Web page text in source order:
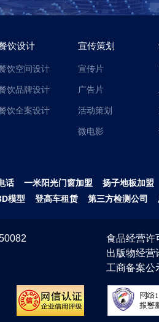
饮设计
饮空间设计
饮品牌设计
饮全案设计
宣传策划
宣传片
广告片
活动策划
微电影
话 一米阳光门窗加盟 扬子地板加盟
模型 登高车租赁 第三方检测公司
食品经营许
出版物经营
工商备案公